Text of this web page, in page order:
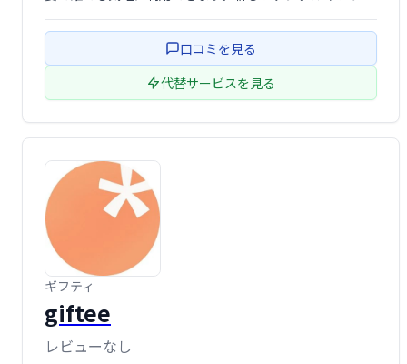
だけます。
口コミを見る
代替サービスを見る
ギフティ
giftee
レビューなし